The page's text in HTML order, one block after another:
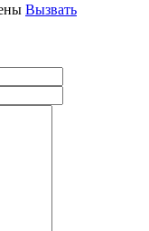
Вызвать